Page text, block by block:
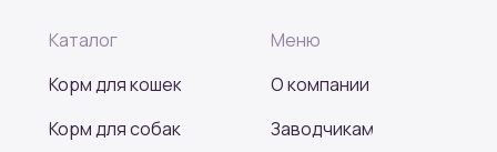
О компании
Заводчикам
Каталог
Корм для кошек
Корм для собак
Меню